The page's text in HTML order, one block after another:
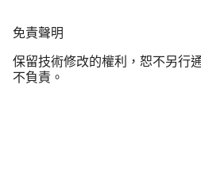
免責聲明
保留技術修改的權利，恕不另行
不負責。